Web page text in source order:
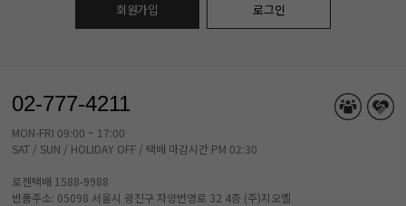
회원가입 로그인
02-777-4211
MON-FRI 09:00 ~ 17:00
SAT / SUN / HOLIDAY OFF / 택배 마감시간 PM 02:30
로젠택배 1588-9988
반품주소: 05098 서울시 광진구 자양번영로 32 4층 (주)지오벨